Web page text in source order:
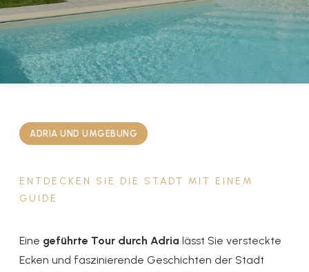
ADRIA UND UMGEBUNG
ENTDECKEN SIE DIE STADT MIT EINEM
GUIDE
Eine geführte Tour durch Adria lässt Sie versteckte
Ecken und faszinierende Geschichten der Stadt